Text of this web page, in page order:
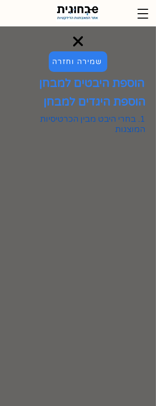
שמירה וחזרה
הוספת היבטים למבחן
הוספת היגדים למבחן
1. בחרי היבט מבין הכרטיסיות
המוצגות